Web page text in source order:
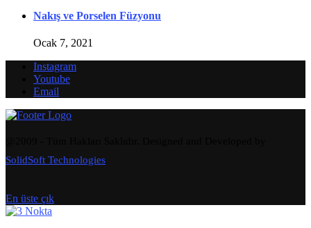
Nakış ve Porselen Füzyonu
Ocak 7, 2021
Instagram
Youtube
Email
SolidSoft Technologies
En üste çık